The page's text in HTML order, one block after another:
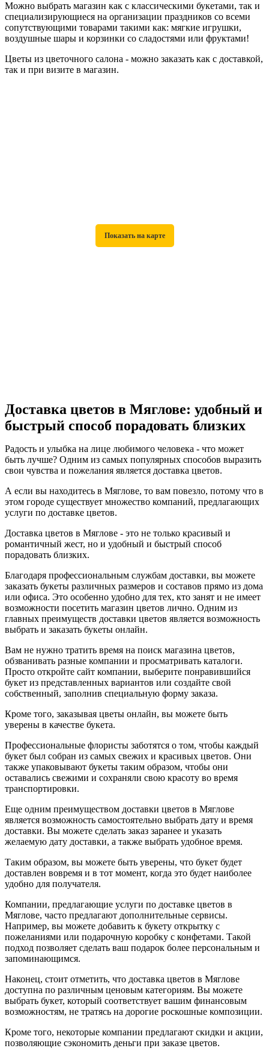
Можно выбрать магазин как с классическими букетами, так и
специализирующиеся на организации праздников со всеми
сопутствующими товарами такими как: мягкие игрушки,
воздушные шары и корзинки со сладостями или фруктами!
Цветы из цветочного салона - можно заказать как с доставкой,
так и при визите в магазин.
Доставка цветов в Мяглове: удобный и
быстрый способ порадовать близких
Радость и улыбка на лице любимого человека - что может
быть лучше? Одним из самых популярных способов выразить
свои чувства и пожелания является доставка цветов.
А если вы находитесь в Мяглове, то вам повезло, потому что в
этом городе существует множество компаний, предлагающих
услуги по доставке цветов.
Доставка цветов в Мяглове - это не только красивый и
романтичный жест, но и удобный и быстрый способ
порадовать близких.
Благодаря профессиональным службам доставки, вы можете
заказать букеты различных размеров и составов прямо из дома
или офиса. Это особенно удобно для тех, кто занят и не имеет
возможности посетить магазин цветов лично. Одним из
главных преимуществ доставки цветов является возможность
выбрать и заказать букеты онлайн.
Вам не нужно тратить время на поиск магазина цветов,
обзванивать разные компании и просматривать каталоги.
Просто откройте сайт компании, выберите понравившийся
букет из представленных вариантов или создайте свой
собственный, заполнив специальную форму заказа.
Кроме того, заказывая цветы онлайн, вы можете быть
уверены в качестве букета.
Профессиональные флористы заботятся о том, чтобы каждый
букет был собран из самых свежих и красивых цветов. Они
также упаковывают букеты таким образом, чтобы они
оставались свежими и сохраняли свою красоту во время
транспортировки.
Еще одним преимуществом доставки цветов в Мяглове
является возможность самостоятельно выбрать дату и время
доставки. Вы можете сделать заказ заранее и указать
желаемую дату доставки, а также выбрать удобное время.
Таким образом, вы можете быть уверены, что букет будет
доставлен вовремя и в тот момент, когда это будет наиболее
удобно для получателя.
Компании, предлагающие услуги по доставке цветов в
Мяглове, часто предлагают дополнительные сервисы.
Например, вы можете добавить к букету открытку с
пожеланиями или подарочную коробку с конфетами. Такой
подход позволяет сделать ваш подарок более персональным и
запоминающимся.
Наконец, стоит отметить, что доставка цветов в Мяглове
доступна по различным ценовым категориям. Вы можете
выбрать букет, который соответствует вашим финансовым
возможностям, не тратясь на дорогие роскошные композиции.
Кроме того, некоторые компании предлагают скидки и акции,
позволяющие сэкономить деньги при заказе цветов.